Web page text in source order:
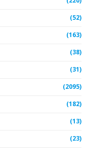
(52)
(163)
(38)
(31)
(2095)
(182)
(13)
(23)